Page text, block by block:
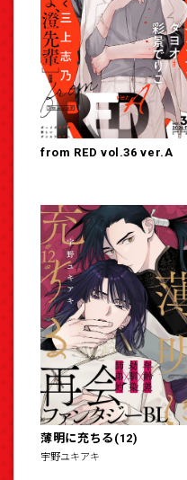
from RED vol.36 ver.A
薄明に充ちる(12)
宇野ユキアキ